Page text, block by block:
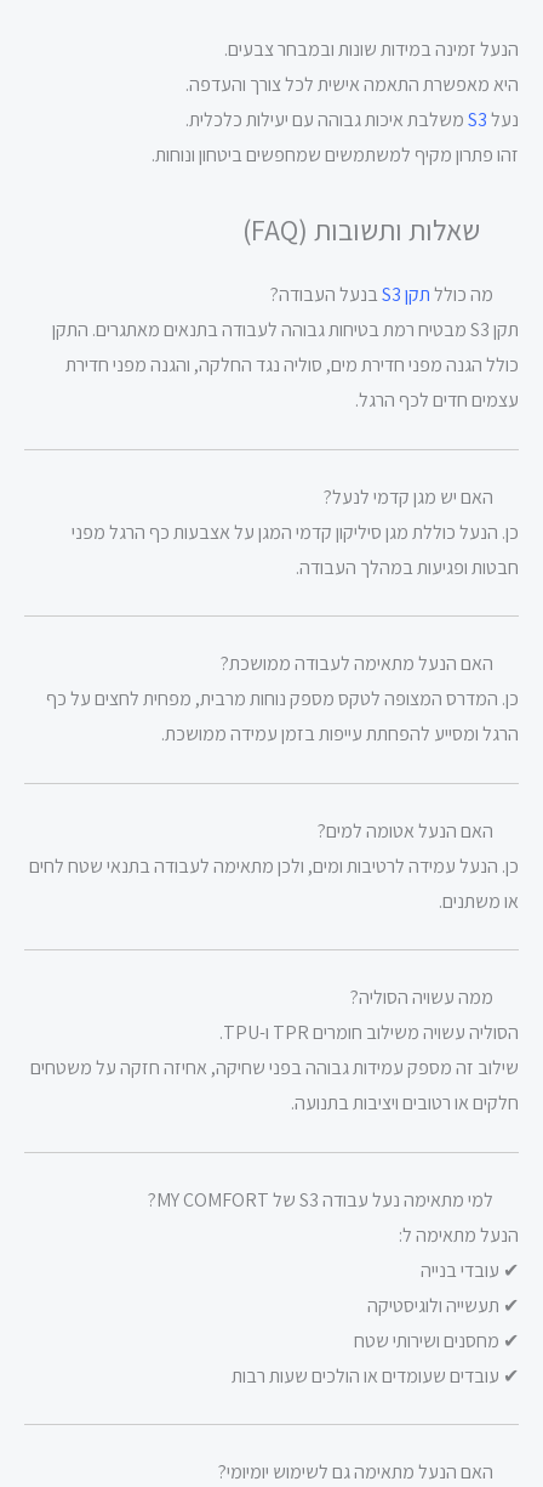
הנעל זמינה במידות שונות ובמבחר צבעים.
היא מאפשרת התאמה אישית לכל צורך והעדפה.
נעלS3משלבת איכות גבוהה עם יעילות כלכלית.
זהו פתרון מקיף למשתמשים שמחפשים ביטחון ונוחות.
שאלות ותשובות (FAQ)
מה כוללתקן S3
בנעל העבודה?
תקן S3 מבטיח רמת בטיחות גבוהה לעבודה בתנאים מאתגרים. התקן
כולל הגנה מפני חדירת מים, סוליה נגד החלקה, והגנה מפני חדירת
עצמים חדים לכף הרגל.
האם יש מגן קדמי לנעל?
כן. הנעל כוללת מגן סיליקון קדמי המגן על אצבעות כף הרגל מפני
חבטות ופגיעות במהלך העבודה.
האם הנעל מתאימה לעבודה ממושכת?
כן. המדרס המצופה לטקס מספק נוחות מרבית, מפחית לחצים על כף
הרגל ומסייע להפחתת עייפות בזמן עמידה ממושכת.
האם הנעל אטומה למים?
כן. הנעל עמידה לרטיבות ומים, ולכן מתאימה לעבודה בתנאי שטח לחים
או משתנים.
ממה עשויה הסוליה?
הסוליה עשויה משילוב חומרים TPR ו-TPU.
שילוב זה מספק עמידות גבוהה בפני שחיקה, אחיזה חזקה על משטחים
חלקים או רטובים ויציבות בתנועה.
למי מתאימה נעל עבודה S3 של MY COMFORT?
הנעל מתאימה ל:
✔ עובדי בנייה
✔ תעשייה ולוגיסטיקה
✔ מחסנים ושירותי שטח
✔ עובדים שעומדים או הולכים שעות רבות
האם הנעל מתאימה גם לשימוש יומיומי?